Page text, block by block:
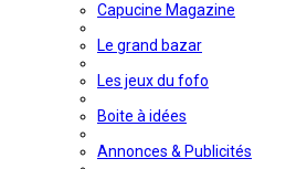
Capucine Magazine
Le grand bazar
Les jeux du fofo
Boite à idées
Annonces & Publicités